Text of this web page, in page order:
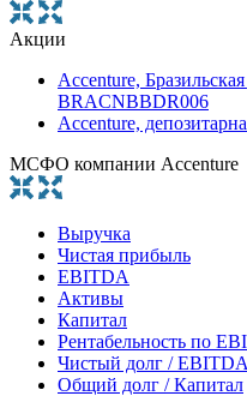
Акции
Accenture,
BRACNBBDR006
Accenture,
МСФО компании Accenture
Выручка
Чистая прибыль
EBITDA
Активы
Капитал
Рентабельность по
Чистый долг / EBITDA
Общий долг / Капитал